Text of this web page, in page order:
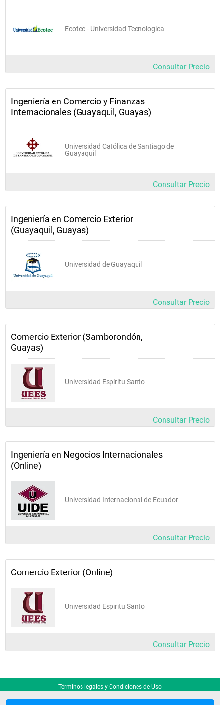
Ecotec - Universidad Tecnologica
Consultar Precio
Ingeniería en Comercio y Finanzas
Internacionales (Guayaquil, Guayas)
Universidad Católica de Santiago de
Guayaquil
Consultar Precio
Ingeniería en Comercio Exterior
(Guayaquil, Guayas)
Universidad de Guayaquil
Consultar Precio
Comercio Exterior (Samborondón,
Guayas)
Universidad Espíritu Santo
Consultar Precio
Ingeniería en Negocios Internacionales
(Online)
Universidad Internacional de Ecuador
Consultar Precio
Comercio Exterior (Online)
Universidad Espíritu Santo
Consultar Precio
Términos legales y Condiciones de Uso